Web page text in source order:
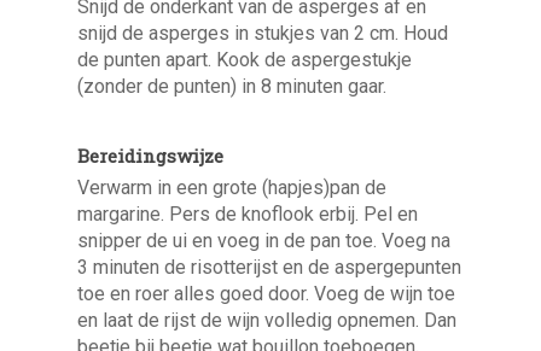
Snijd de onderkant van de asperges af en
snijd de asperges in stukjes van 2 cm. Houd
de punten apart. Kook de aspergestukje
(zonder de punten) in 8 minuten gaar.
Bereidingswijze
Verwarm in een grote (hapjes)pan de
margarine. Pers de knoflook erbij. Pel en
snipper de ui en voeg in de pan toe. Voeg na
3 minuten de risotterijst en de aspergepunten
toe en roer alles goed door. Voeg de wijn toe
en laat de rijst de wijn volledig opnemen. Dan